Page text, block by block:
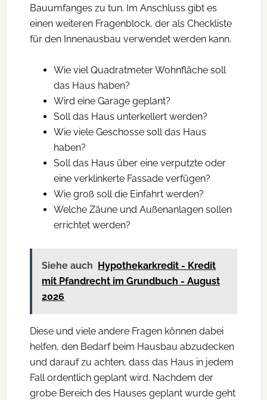
Bauumfanges zu tun. Im Anschluss gibt es
einen weiteren Fragenblock, der als Checkliste
für den Innenausbau verwendet werden kann.
Wie viel Quadratmeter Wohnfläche soll
das Haus haben?
Wird eine Garage geplant?
Soll das Haus unterkellert werden?
Wie viele Geschosse soll das Haus
haben?
Soll das Haus über eine verputzte oder
eine verklinkerte Fassade verfügen?
Wie groß soll die Einfahrt werden?
Welche Zäune und Außenanlagen sollen
errichtet werden?
Siehe auch
Hypothekarkredit - Kredit
mit Pfandrecht im Grundbuch - August
2026
Diese und viele andere Fragen können dabei
helfen, den Bedarf beim Hausbau abzudecken
und darauf zu achten, dass das Haus in jedem
Fall ordentlich geplant wird. Nachdem der
grobe Bereich des Hauses geplant wurde geht